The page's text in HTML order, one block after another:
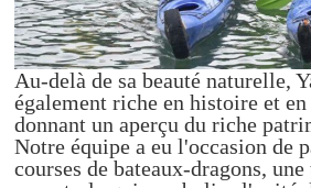
Au-delà de sa beauté naturelle,
également riche en histoire et
donnant un aperçu du riche
Notre équipe a eu l'occasion de
courses de bateaux-dragons,